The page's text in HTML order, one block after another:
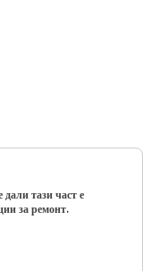
дали тази част е
за ремонт.